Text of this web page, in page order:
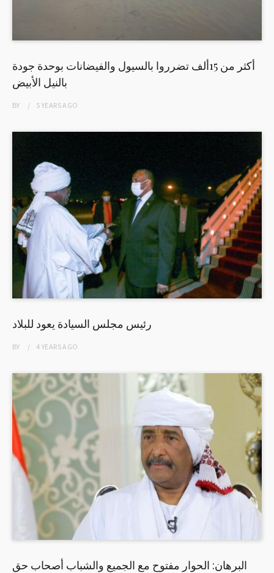
أكثر من 15ألف تضرروا بالسيول والفيضانات بوحدة جودة
بالنيل الأبيض
BY 5 YEARSAGO
رئيس مجلس السيادة يعود للبلاد
BY 4 YEARSAGO
البرهان: الحوار مفتوح مع الجميع والشباب أصحاب حق